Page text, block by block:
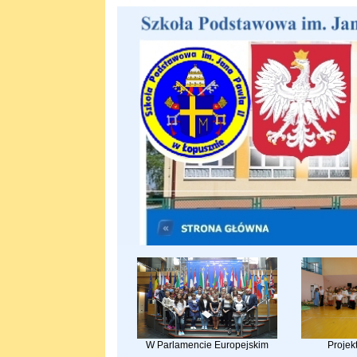
W Parlamencie Europejskim